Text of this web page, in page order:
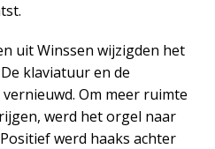
uit Winssen wijzigden het
klaviatuur en de
Om meer ruimte
werd het orgel naar
werd haaks achter